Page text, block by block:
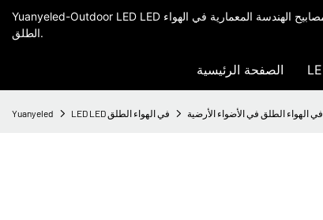
Yuanyeled-Outdoor LED LED الشركة المصنعة في الصين ، توفير منتجات مصابيح الهندسة المعمارية في الهواء
الطلق.
الصفحة الرئيسية
Yuanyeled LED LED في الهواء الطلق في الهواء الطلق في الأضواء الأرضية